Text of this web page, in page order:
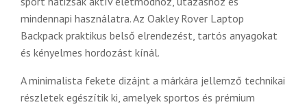
mindennapi használatra. Az Oakley Rover Laptop
Backpack praktikus belső elrendezést, tartós anyagokat
és kényelmes hordozást kínál.
A minimalista fekete dizájnt a márkára jellemző technikai
részletek egészítik ki, amelyek sportos és prémium